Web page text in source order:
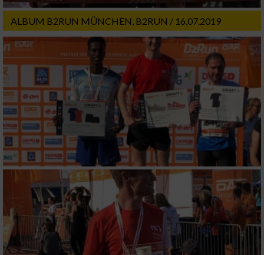
ALBUM B2RUN MÜNCHEN, B2RUN / 16.07.2019